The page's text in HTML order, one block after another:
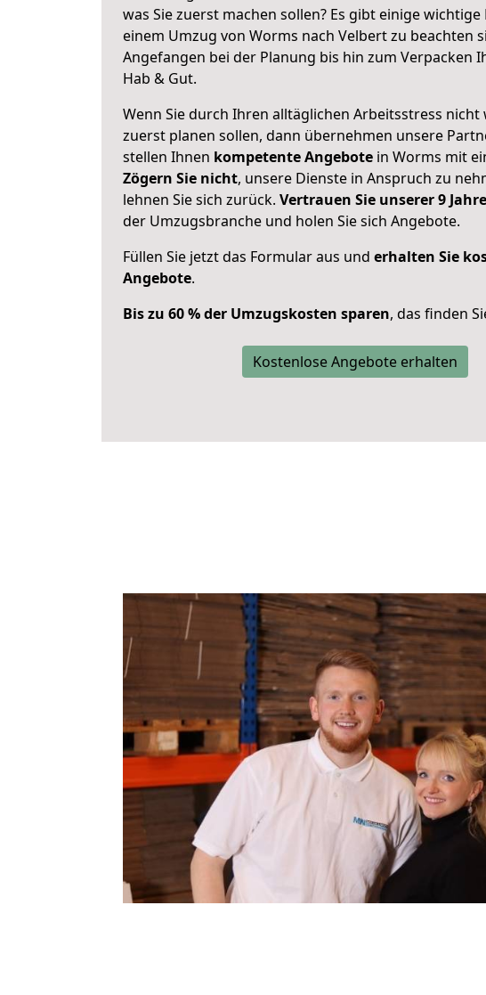
was Sie zuerst machen sollen? Es gibt einige wichtige
einem Umzug von Worms nach Velbert zu beachten
Angefangen bei der Planung bis hin zum Verpacken
Hab & Gut.
Wenn Sie durch Ihren alltäglichen Arbeitsstress nicht
zuerst planen sollen, dann übernehmen unsere
stellen Ihnen kompetente Angebote in Worms mit
Zögern Sie nicht, unsere Dienste in Anspruch zu
lehnen Sie sich zurück. Vertrauen Sie unserer 9
der Umzugsbranche und holen Sie sich Angebote.
Füllen Sie jetzt das Formular aus und erhalten Sie
Angebote.
Bis zu 60 % der Umzugskosten sparen, das finden
Kostenlose Angebote erhalten